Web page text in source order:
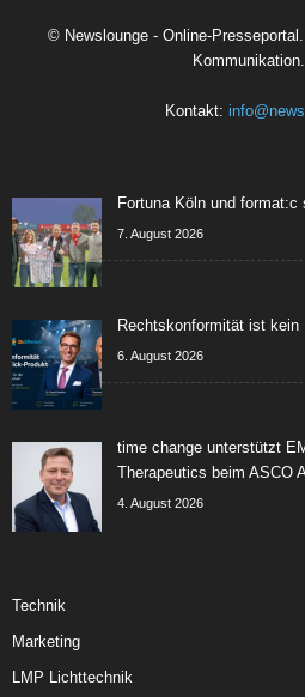
© Newslounge - Online-
Kommunikation.
Kontakt:
Fortuna Köln und
7. August 2026
Rechtskonformität ist kein
6. August 2026
time change unterstützt
Therapeutics beim ASCO
4. August 2026
Technik
Marketing
LMP Lichttechnik